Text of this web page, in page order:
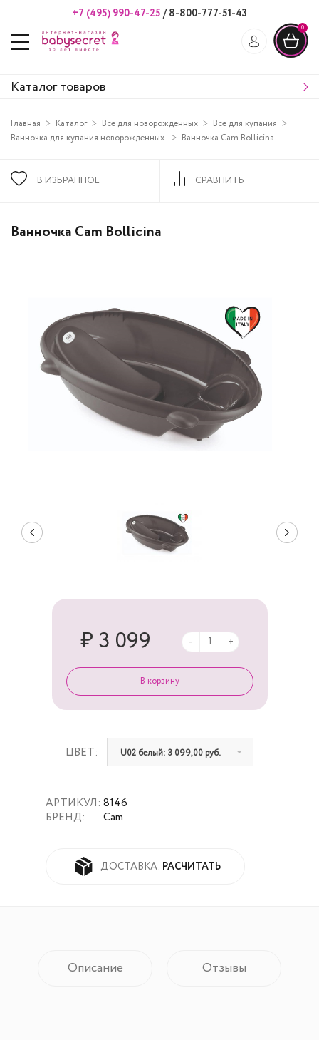
+7 (495) 990-47-25 /8-800-777-51-43
0
Каталог товаров
Главная Каталог Все для новорожденных
Все для купания
Ванночка для купания новорожденных
Ванночка Cam Bollicina
В ИЗБРАННОЕ СРАВНИТЬ
Ванночка Cam Bollicina
АРТИКУЛ:
БРЕНД:
8146
Cam
ДОСТАВКА: РАСЧИТАТЬ
ЦВЕТ: U02 белый: 3 099,00 руб.
₽ 3 099 - +
Описание Отзывы